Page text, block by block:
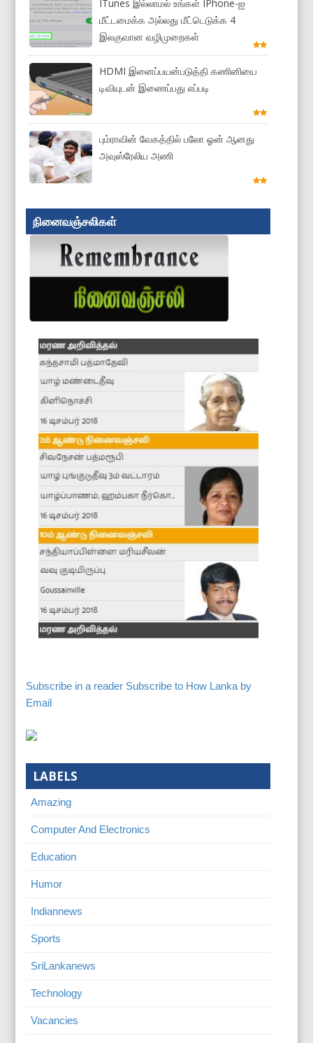
ITunes இல்லாமல் உங்கள் IPhone-ஐ
மீட்டமைக்க அல்லது மீட்டெடுக்க 4
இலகுவான வழிமுறைகள்
HDMI இனைப்பயன்படுத்தி கணினியை
டிவியுடன் இணைப்பது எப்படி
பும்ராவின் வேகத்தில் பலோ ஓன் ஆனது
அவுஸ்ரேலிய அணி
நினைவஞ்சலிகள்
Subscribe in a reader Subscribe to How Lanka by
Email
LABELS
Amazing
Computer And Electronics
Education
Humor
Indiannews
Sports
SriLankanews
Technology
Vacancies